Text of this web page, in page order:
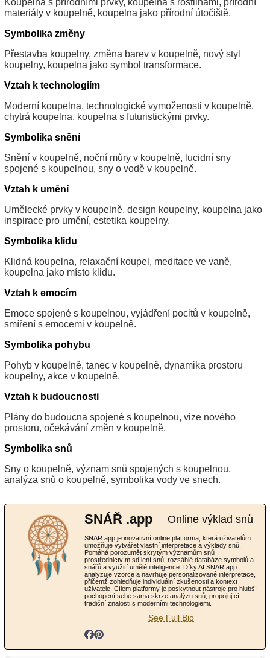
Koupelna s přírodními prvky, koupelna s rostlinami, přírodní
materiály v koupelně, koupelna jako přírodní útočiště.
Symbolika změny
Přestavba koupelny, změna barev v koupelně, nový styl
koupelny, koupelna jako symbol transformace.
Vztah k technologiím
Moderní koupelna, technologické vymoženosti v koupelně,
chytrá koupelna, koupelna s futuristickými prvky.
Symbolika snění
Snění v koupelně, noční můry v koupelně, lucidní sny
spojené s koupelnou, sny o vodě v koupelně.
Vztah k umění
Umělecké prvky v koupelně, design koupelny, koupelna jako
inspirace pro umění, estetika koupelny.
Symbolika klidu
Klidná koupelna, relaxační koupel, meditace ve vaně,
koupelna jako místo klidu.
Vztah k emocím
Emoce spojené s koupelnou, vyjádření pocitů v koupelně,
smíření s emocemi v koupelně.
Symbolika pohybu
Pohyb v koupelně, tanec v koupelně, dynamika prostoru
koupelny, akce v koupelně.
Vztah k budoucnosti
Plány do budoucna spojené s koupelnou, vize nového
prostoru, očekávání změn v koupelně.
Symbolika snů
Sny o koupelně, význam snů spojených s koupelnou,
analýza snů o koupelně, symbolika vody ve snech.
SNÁŘ .app Online výklad snů
SNAR.app je inovativní online platforma, která uživatelům
umožňuje vytvářet vlastní interpretace a výklady snů.
Pomáhá porozumět skrytým významům snů
prostřednictvím sdílení snů, rozsáhlé databáze symbolů a
snářů a využití umělé inteligence. Díky AI SNAR.app
analyzuje vzorce a navrhuje personalizované interpretace,
přičemž zohledňuje individuální zkušenosti a kontext
uživatele. Cílem platformy je poskytnout nástroje pro hlubší
pochopení sebe sama skrze analýzu snů, propojující
tradiční znalosti s moderními technologiemi.
See Full Bio